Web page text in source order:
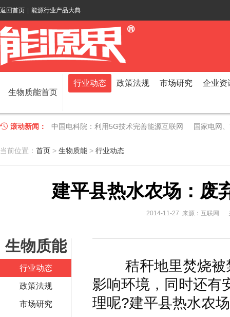
返回首页 能源行业产品大典
生物质能首页
行业动态 政策法规 市场研究 企业资
滚动新闻： 中国电科院：利用5G技术完善能源互联网 国家电网
江苏车牛山岛智能微电网验收投运
因储能而智慧，为储能而创新——第五届国际储能峰会
低温冷凝技术助力大气污染防治，打造清洁型绿色工业
碧桂园打造新能源汽车小镇 构筑电动汽车生态圈 新
何仲辉:让高质量成为水电发展的新旗帜
当前位置： 首页 > 生物质能 > 行业动态
建平县热水农场：废
2014-11-27 来源：互联网
生物质能
行业动态
政策法规
市场研究
秸秆地里焚烧被
影响环境，同时还有
理呢?建平县热水农